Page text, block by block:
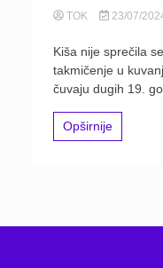
TOK 23/07/
Kiša nije sprečila
takmičenje u
čuvaju dugih 19.
Opširnije